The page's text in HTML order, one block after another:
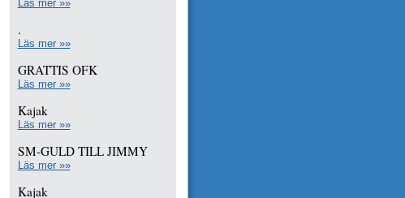
Läs mer »»
.
Läs mer »»
GRATTIS OFK
Läs mer »»
Kajak
Läs mer »»
SM-GULD TILL JIMMY
Läs mer »»
Kajak